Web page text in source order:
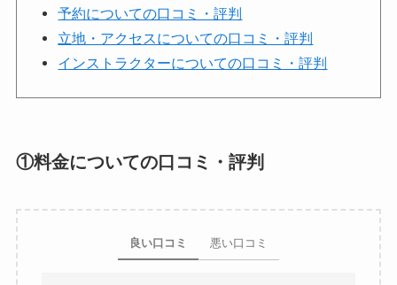
予約についての口コミ・評判
立地・アクセスについての口コミ・評判
インストラクターについての口コミ・評判
①料金についての口コミ・評判
良い口コミ 悪い口コミ